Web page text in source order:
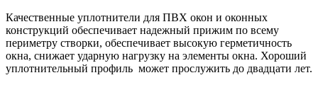
Качественные уплотнители для ПВХ окон и оконных
конструкций обеспечивает надежный прижим по всему
периметру створки, обеспечивает высокую герметичность
окна, снижает ударную нагрузку на элементы окна. Хороший
уплотнительный профиль может прослужить до двадцати лет.